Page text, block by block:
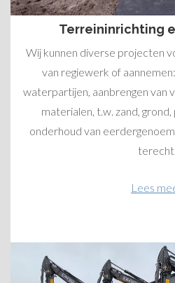
Terreininrichting
Wij kunnen diverse projecten
van regiewerk of
waterpartijen, aanbrengen van
materialen, t.w. zand,
onderhoud van
terecht.
Lees